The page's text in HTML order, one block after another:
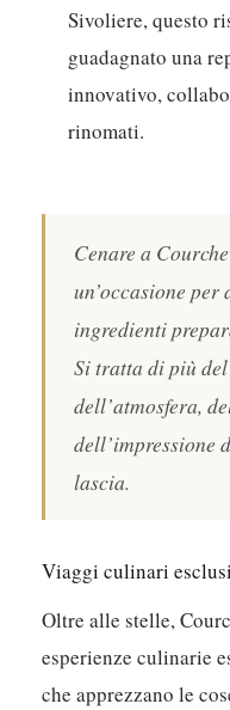
Sivoliere, questo
guadagnato una
innovativo,
rinomati.
Cenare a
un’occasione
ingredienti
Si tratta di più
dell’atmosfera,
dell’impressione
lascia.
Viaggi culinari
Oltre alle stelle,
esperienze culinarie
che apprezzano le